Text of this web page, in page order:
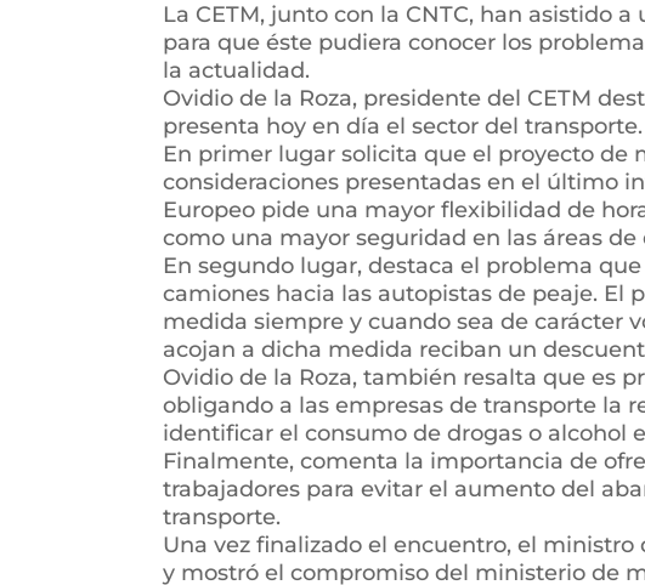
La CETM, junto con la CNTC, han asistido
para que éste pudiera conocer los
la actualidad.
Ovidio de la Roza, presidente del CETM
presenta hoy en día el sector del transporte.
En primer lugar solicita que el proyecto de
consideraciones presentadas en el último
Europeo pide una mayor flexibilidad de
como una mayor seguridad en las áreas de
En segundo lugar, destaca el problema
camiones hacia las autopistas de peaje. El
medida siempre y cuando sea de carácter
acojan a dicha medida reciban un
Ovidio de la Roza, también resalta que es
obligando a las empresas de transporte la
identificar el consumo de drogas o alcohol
Finalmente, comenta la importancia de
trabajadores para evitar el aumento del
transporte.
Una vez finalizado el encuentro, el
y mostró el compromiso del ministerio de